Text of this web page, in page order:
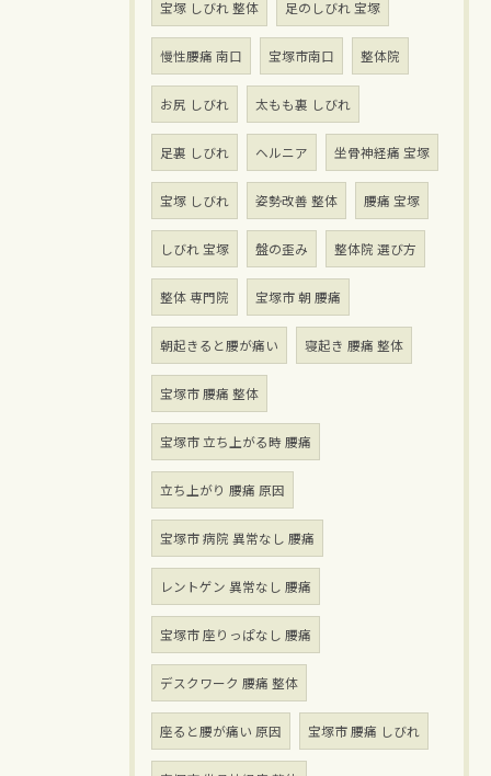
宝塚 しびれ 整体 足のしびれ 宝塚
慢性腰痛 南口 宝塚市南口 整体院
お尻 しびれ 太もも裏 しびれ
足裏 しびれ ヘルニア 坐骨神経痛 宝塚
宝塚 しびれ 姿勢改善 整体 腰痛 宝塚
しびれ 宝塚 盤の歪み 整体院 選び方
整体 専門院 宝塚市 朝 腰痛
朝起きると腰が痛い 寝起き 腰痛 整体
宝塚市 腰痛 整体
宝塚市 立ち上がる時 腰痛
立ち上がり 腰痛 原因
宝塚市 病院 異常なし 腰痛
レントゲン 異常なし 腰痛
宝塚市 座りっぱなし 腰痛
デスクワーク 腰痛 整体
座ると腰が痛い 原因 宝塚市 腰痛 しびれ